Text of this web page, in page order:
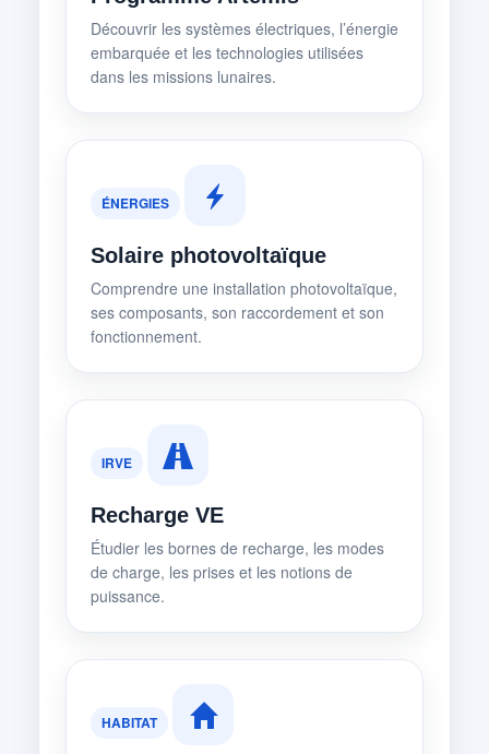
Découvrir les systèmes électriques, l’énergie
embarquée et les technologies utilisées
dans les missions lunaires.
ÉNERGIES
Solaire photovoltaïque
Comprendre une installation photovoltaïque,
ses composants, son raccordement et son
fonctionnement.
IRVE
Recharge VE
Étudier les bornes de recharge, les modes
de charge, les prises et les notions de
puissance.
HABITAT